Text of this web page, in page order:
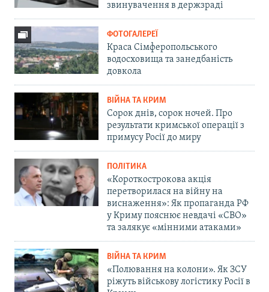
звинувачення в держзраді
ФОТОГАЛЕРЕЇ
Краса Сімферопольського
водосховища та занедбаність
довкола
ВІЙНА ТА КРИМ
Сорок днів, сорок ночей. Про
результати кримської операції з
примусу Росії до миру
ПОЛІТИКА
«Короткострокова акція
перетворилася на війну на
виснаження»: Як пропаганда РФ
у Криму пояснює невдачі «СВО»
та залякує «мінними атаками»
ВІЙНА ТА КРИМ
«Полювання на колони». Як ЗСУ
ріжуть військову логістику Росії в